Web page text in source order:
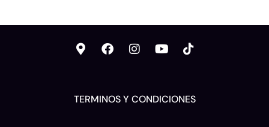
TERMINOS Y CONDICIONES